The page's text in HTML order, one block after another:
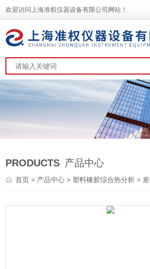
欢迎访问上海准权仪器设备有限公司网站！
PRODUCTS 产品中心
首页> 产品中心 > 塑料橡胶综合热分析 >